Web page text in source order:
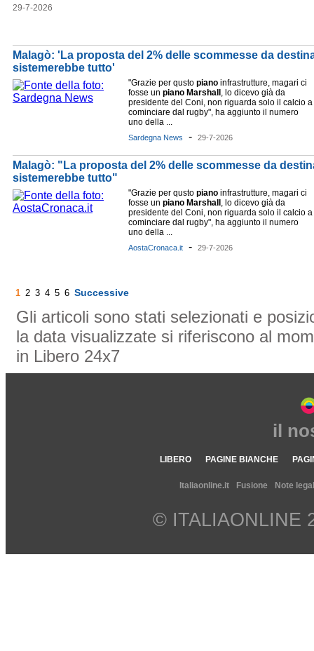
29-7-2026
Malagò: 'La proposta del 2% delle scommesse da
sistemerebbe tutto'
"Grazie per qusto piano infrastrutture, magari ci
fosse un piano Marshall , lo dicevo già da
presidente del Coni, non riguarda solo il calcio a
cominciare dal rugby", ha aggiunto il numero
uno della ...
Sardegna News - 29-7-2026
Malagò: "La proposta del 2% delle scommesse da
sistemerebbe tutto"
"Grazie per qusto piano infrastrutture, magari ci
fosse un piano Marshall , lo dicevo già da
presidente del Coni, non riguarda solo il calcio a
cominciare dal rugby", ha aggiunto il numero
uno della ...
AostaCronaca.it - 29-7-2026
1 2 3 4 5 6 Successive
Gli articoli sono stati selezionati e
la data visualizzate si riferiscono al
in Libero 24x7
il
LIBERO PAGINE BIANCHE
Italiaonline.it Fusione Note
© ITALIAONLINE